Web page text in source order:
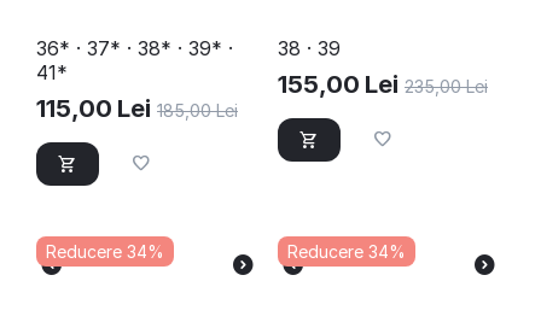
36* · 37* · 38* · 39* ·
41*
115,00 Lei 185,00 Lei
38 · 39
155,00 Lei 235,00 Lei
Reducere 34% Reducere 34%